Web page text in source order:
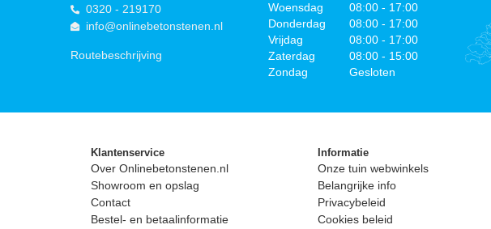
0320 - 219170
info@onlinebetonstenen.nl
Routebeschrijving
Woensdag
08:00 - 17:00
Donderdag
08:00 - 17:00
Vrijdag
08:00 - 17:00
Zaterdag
08:00 - 15:00
Zondag
Gesloten
Klantenservice
Over Onlinebetonstenen.nl
Showroom en opslag
Contact
Bestel- en betaalinformatie
Informatie
Onze tuin webwinkels
Belangrijke info
Privacybeleid
Cookies beleid